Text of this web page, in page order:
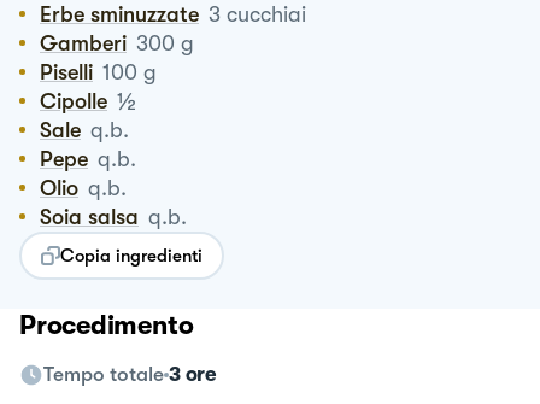
Erbe sminuzzate 3 cucchiai
Gamberi 300 g
Piselli 100 g
Cipolle ½
Sale q.b.
Pepe q.b.
Olio q.b.
Soia salsa q.b.
Copia ingredienti
Procedimento
Tempo totale 3 ore